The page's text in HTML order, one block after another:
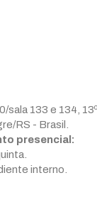
sala 133 e 134,
RS - Brasil.
presencial:
interno.